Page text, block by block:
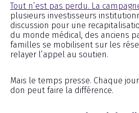
Tout n’est pas perdu. La
plusieurs investisseurs
discussion pour une
du monde médical, des anciens
familles se mobilisent sur les
relayer l’appel au soutien.
Mais le temps presse. Chaque
don peut faire la différence.